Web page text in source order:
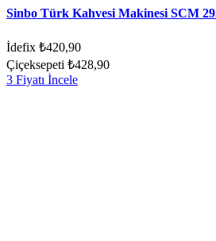
Sinbo Türk Kahvesi Makinesi SCM
İdefix ₺420,90
Çiçeksepeti ₺428,90
3 Fiyatı İncele